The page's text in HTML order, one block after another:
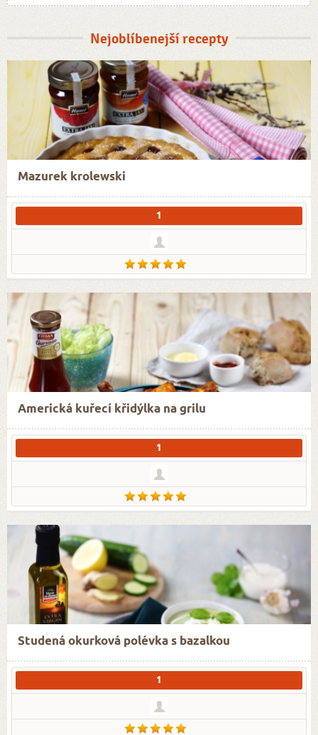
Nejoblíbenejší recepty
Mazurek krolewski
1
Americká kuřecí křidýlka na grilu
1
Studená okurková polévka s bazalkou
1